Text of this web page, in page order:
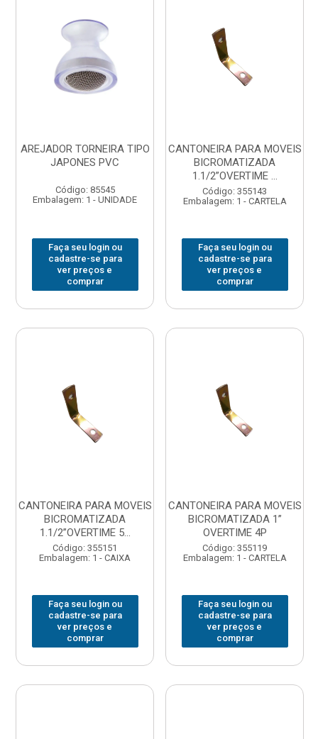
AREJADOR TORNEIRA TIPO
JAPONES PVC
Código: 85545
Embalagem: 1 - UNIDADE
Faça seu login ou
cadastre-se para
ver preços e
comprar
CANTONEIRA PARA MOVEIS
BICROMATIZADA
1.1/2”OVERTIME ...
Código: 355143
Embalagem: 1 - CARTELA
Faça seu login ou
cadastre-se para
ver preços e
comprar
CANTONEIRA PARA MOVEIS
BICROMATIZADA
1.1/2”OVERTIME 5...
Código: 355151
Embalagem: 1 - CAIXA
Faça seu login ou
cadastre-se para
ver preços e
comprar
CANTONEIRA PARA MOVEIS
BICROMATIZADA 1”
OVERTIME 4P
Código: 355119
Embalagem: 1 - CARTELA
Faça seu login ou
cadastre-se para
ver preços e
comprar